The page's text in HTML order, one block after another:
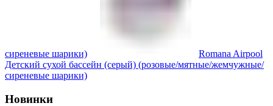
сиреневые шарики)
Romana Airpool
Детский сухой бассейн (серый) (розовые/мятные/жемчужные/
сиреневые шарики)
Новинки